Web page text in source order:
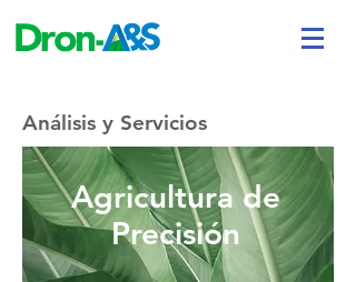
Análisis y Servicios
Agricultura de
Precisión